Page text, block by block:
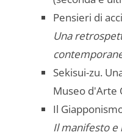
Pensieri di
Una
Sekisui-zu.
Museo d'Arte
Il
Il manifesto e